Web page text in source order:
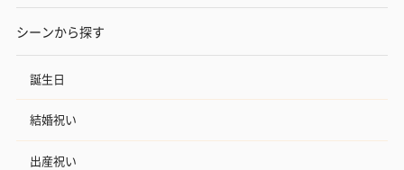
シーンから探す
誕生日
結婚祝い
出産祝い